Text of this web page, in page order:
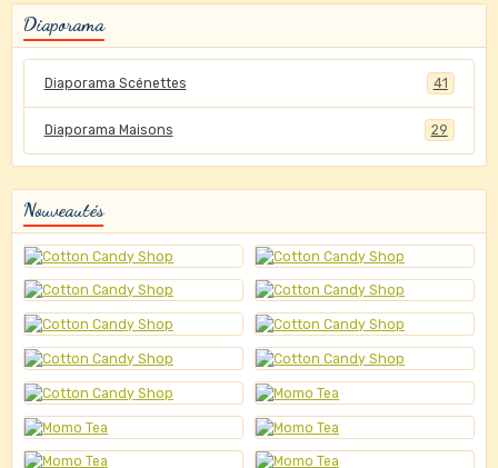
Diaporama
Diaporama Scénettes 41
Diaporama Maisons 29
Nouveautés